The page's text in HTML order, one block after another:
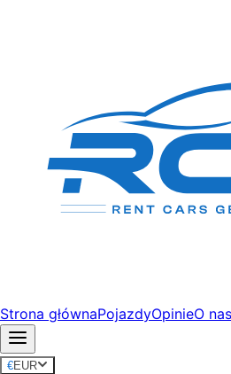
Strona głównaPojazdyOpinieO nas
€EUR